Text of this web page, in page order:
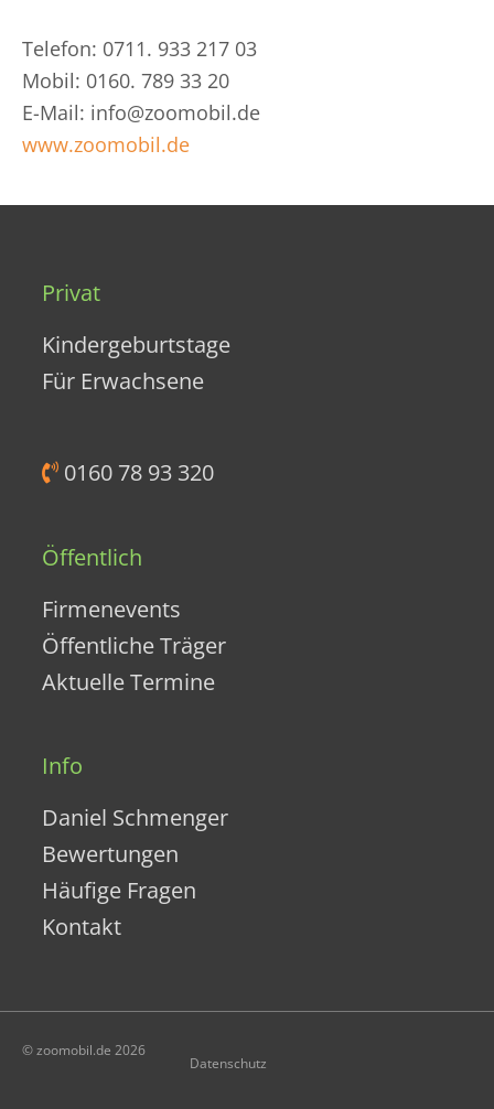
Telefon: 0711. 933 217 03
Mobil: 0160. 789 33 20
E-Mail: info@zoomobil.de
www.zoomobil.de
Privat
Kindergeburtstage
Für Erwachsene
0160 78 93 320
Öffentlich
Firmenevents
Öffentliche Träger
Aktuelle Termine
Info
Daniel Schmenger
Bewertungen
Häufige Fragen
Kontakt
© zoomobil.de 2026
Datenschutz